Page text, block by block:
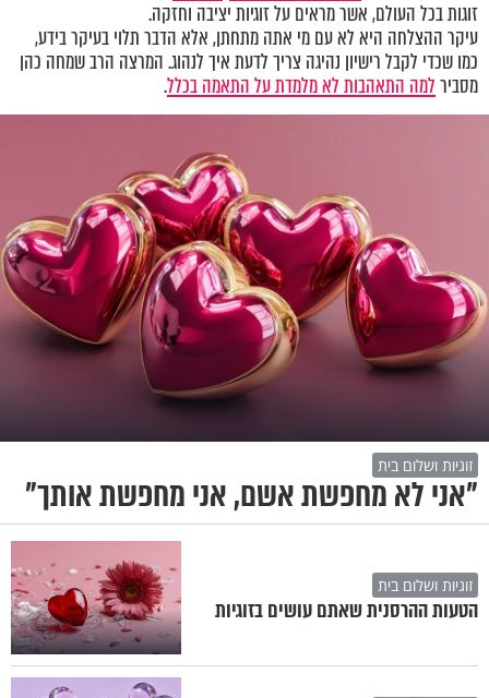
זוגות בכל העולם, אשר מראים על זוגיות יציבה וחזקה.
עיקר ההצלחה היא לא עם מי אתה מתחתן, אלא הדבר תלוי בעיקר בידע,
כמו שכדי לקבל רישיון נהיגה צריך לדעת איך לנהוג. המרצה הרב שמחה כהן
מסבירלמה התאהבות לא מלמדת על התאמה בכלל.
זוגיות ושלום בית
"אני לא מחפשת אשם, אני מחפשת אותך"
זוגיות ושלום בית
הטעות ההרסנית שאתם עושים בזוגיות